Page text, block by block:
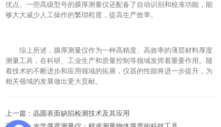
优点。一些高级型号的膜厚测量仪还配备了自动识别和校准功能，能
够大大减少人工操作的繁琐程度，提高生产效率。
综上所述，膜厚测量仪作为一种高精度、高效率的薄层材料厚度
测量工具，在科研、工业生产和质量控制等领域发挥着重要作用。随
着技术的不断进步和应用领域的拓展，仪器的性能将进一步提升，为
相关领域的发展做出更大贡献。
上一篇：晶圆表面缺陷检测技术及其应用